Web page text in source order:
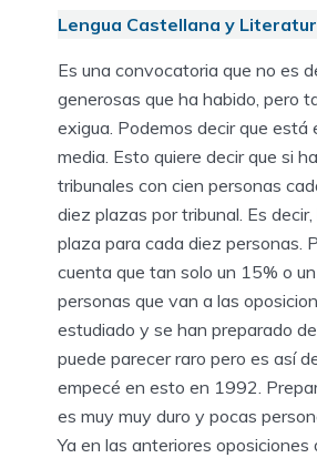
Lengua Castellana y
Es una convocatoria que no es
generosas que ha habido, pero
exigua. Podemos decir que está
media. Esto quiere decir que si
tribunales con cien personas
diez plazas por tribunal. Es
plaza para cada diez personas.
cuenta que tan solo un 15% o
personas que van a las
estudiado y se han preparado
puede parecer raro pero es así
empecé en esto en 1992.
es muy muy duro y pocas
Ya en las anteriores